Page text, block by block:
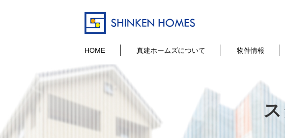
HOME 真建ホームズについて 物件情報